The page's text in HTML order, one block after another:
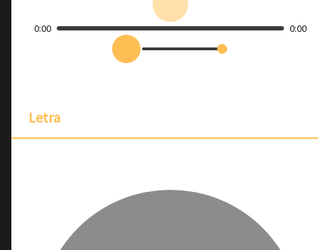
0:00 0:00
Letra